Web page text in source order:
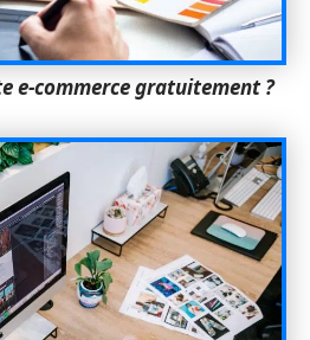
e-commerce gratuitement ?